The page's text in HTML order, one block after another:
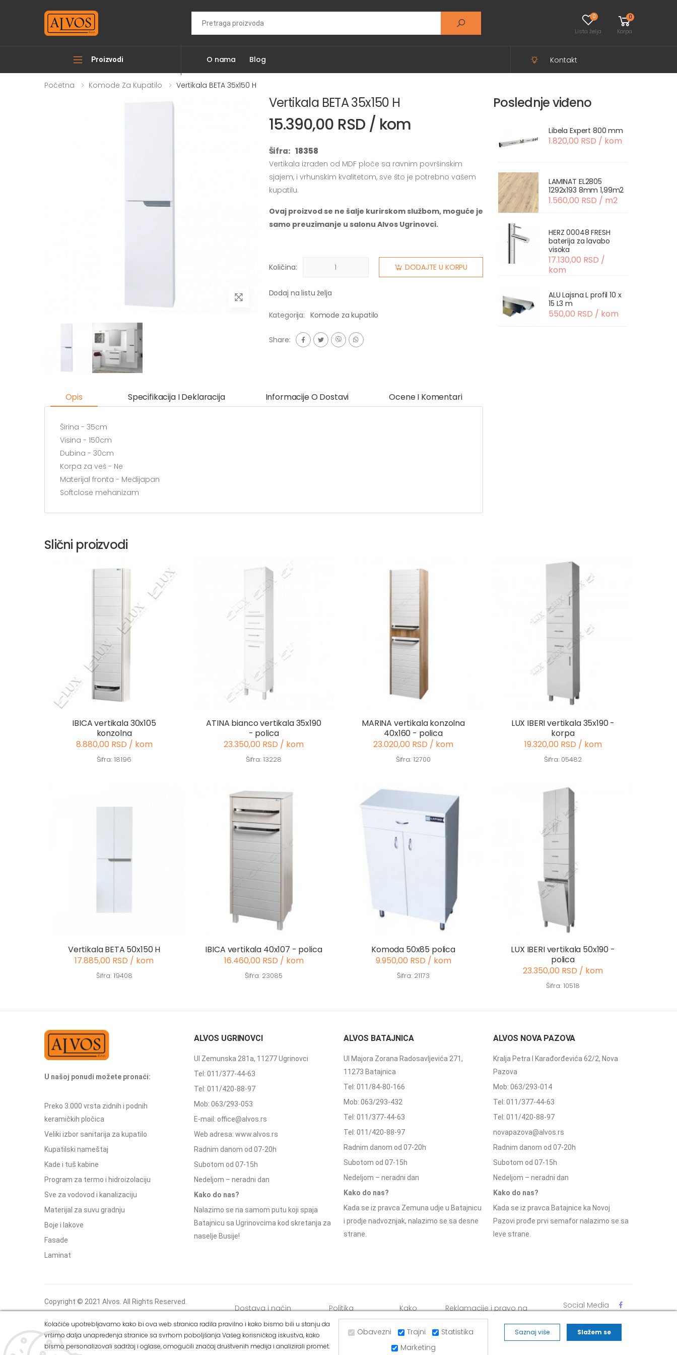
0
Lista želja
0
Korpa
Proizvodi O nama Blog Kontakt
Početna Komode Za Kupatilo Vertikala BETA 35x150 H
Vertikala BETA 35x150 H
15.390,00 RSD / kom
Šifra: 18358
Vertikala izrađen od MDF ploče sa ravnim površinskim
sjajem, i vrhunskim kvalitetom, sve što je potrebno vašem
kupatilu.
Ovaj proizvod se ne šalje kurirskom službom, moguće je
samo preuzimanje u salonu Alvos Ugrinovci.
Količina: DODAJTE U KORPU
Dodaj na listu želja
Kategorija: Komode za kupatilo
Share:
Opis Specifikacija I Deklaracija Informacije O Dostavi Ocene I Komentari
Širina - 35cm
Visina - 150cm
Dubina - 30cm
Korpa za veš - Ne
Materijal fronta - Medijapan
Softclose mehanizam
Poslednje viđeno
Libela Expert 800 mm
1.820,00 RSD / kom
LAMINAT EL2805
1292x193 8mm 1,99m2
1.560,00 RSD / m2
HERZ 00048 FRESH
baterija za lavabo
visoka
17.130,00 RSD /
kom
ALU Lajsna L profil 10 x
15 L3 m
550,00 RSD / kom
Slični proizvodi
IBICA vertikala 30x105
konzolna
8.880,00 RSD / kom
Šifra: 18196
ATINA bianco vertikala 35x190
- polica
23.350,00 RSD / kom
Šifra: 13228
MARINA vertikala konzolna
40x160 - polica
23.020,00 RSD / kom
Šifra: 12700
LUX IBERI vertikala 35x190 -
korpa
19.320,00 RSD / kom
Šifra: 05482
Vertikala BETA 50x150 H
17.885,00 RSD / kom
Šifra: 19408
IBICA vertikala 40x107 - polica
16.460,00 RSD / kom
Šifra: 23085
Komoda 50x85 polica
9.950,00 RSD / kom
Šifra: 21173
LUX IBERI vertikala 50x190 -
polica
23.350,00 RSD / kom
Šifra: 10518
U našoj ponudi možete pronaći:
Preko 3.000 vrsta zidnih i podnih
keramičkih pločica
Veliki izbor sanitarija za kupatilo
Kupatilski nameštaj
Kade i tuš kabine
Program za termo i hidroizolaciju
Sve za vodovod i kanalizaciju
Materijal za suvu gradnju
Boje i lakove
Fasade
Laminat
ALVOS UGRINOVCI
Ul Zemunska 281a, 11277 Ugrinovci
Tel: 011/377-44-63
Tel: 011/420-88-97
Mob: 063/293-053
E-mail: office@alvos.rs
Web adresa: www.alvos.rs
Radnim danom od 07-20h
Subotom od 07-15h
Nedeljom – neradni dan
Kako do nas?
Nalazimo se na samom putu koji spaja
Batajnicu sa Ugrinovcima kod skretanja za
naselje Busije!
ALVOS BATAJNICA
Ul Majora Zorana Radosavljevića 271,
11273 Batajnica
Tel: 011/84-80-166
Mob: 063/293-432
Tel: 011/377-44-63
Tel: 011/420-88-97
Radnim danom od 07-20h
Subotom od 07-15h
Nedeljom – neradni dan
Kako do nas?
Kada se iz pravca Zemuna udje u Batajnicu
i prodje nadvoznjak, nalazimo se sa desne
strane.
ALVOS NOVA PAZOVA
Kralja Petra I Karađorđevića 62/2, Nova
Pazova
Mob: 063/293-014
Tel: 011/377-44-63
Tel: 011/420-88-97
novapazova@alvos.rs
Radnim danom od 07-20h
Subotom od 07-15h
Nedeljom – neradni dan
Kako do nas?
Kada se iz pravca Batajnice ka Novoj
Pazovi prođe prvi semafor nalazimo se sa
leve strane.
Copyright © 2021 Alvos. All Rights Reserved.
Izrada internet prodavnice i SEO - Web Business
Solutions
Dostava i način
plaćanja
Politika
privatnosti
Kako
kupiti
Reklamacije i pravo na
odustajanje
Social Media
Kolačiće upotrebljavamo kako bi ova web stranica radila pravilno i kako bismo bili u stanju da
vršimo dalja unapređenja stranice sa svrhom poboljšanja Vašeg korisničkog iskustva, kako
bismo personalizovali sadržaj i oglase, omogućili značaj društvenih medija i analizirali promet.
Obavezni Trajni
Statistika
Marketing
Saznaj više Slažem se